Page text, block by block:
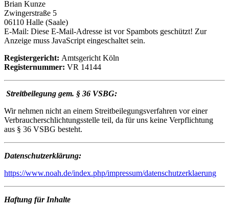
Brian Kunze
Zwingerstraße 5
06110 Halle (Saale)
E-Mail: Diese E-Mail-Adresse ist vor Spambots geschützt! Zur
Anzeige muss JavaScript eingeschaltet sein.
Registergericht: Amtsgericht Köln
Registernummer: VR 14144
Streitbeilegung gem. § 36 VSBG:
Wir nehmen nicht an einem Streitbeilegungsverfahren vor einer
Verbraucherschlichtungsstelle teil, da für uns keine Verpflichtung
aus § 36 VSBG besteht.
Datenschutzerklärung:
https://www.noah.de/index.php/impressum/datenschutzerklaerung
Haftung für Inhalte